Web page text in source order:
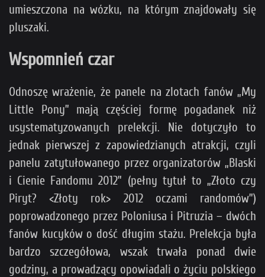
umieszczona na wózku, na którym znajdowały się
pluszaki.
Wspomnień czar
Odnoszę wrażenie, że panele na zlotach fanów „My
Little Pony” mają częściej formę pogadanek niż
usystematyzowanych prelekcji. Nie dotyczyło to
jednak pierwszej z zapowiedzianych atrakcji, czyli
panelu zatytułowanego przez organizatorów „Blaski
i Cienie Fandomu 2012” (pełny tytuł to „Złoto czy
Piryt? <Złoty rok> 2012 oczami randomów”)
poprowadzonego przez Poloniusa i Pitruzia – dwóch
fanów kucyków o dość długim stażu. Prelekcja była
bardzo szczegółowa, wszak trwała ponad dwie
godziny, a prowadzący opowiadali o życiu polskiego